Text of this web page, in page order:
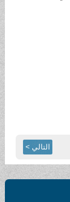
التالي >